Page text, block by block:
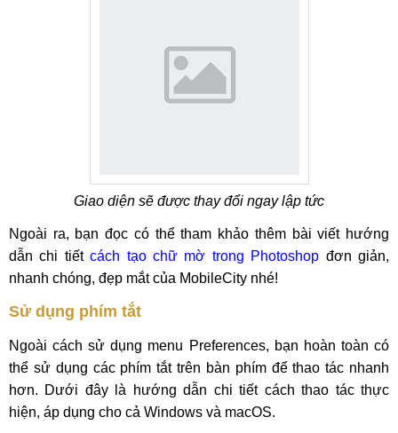
Giao diện sẽ được thay đổi ngay lập tức
Ngoài ra, bạn đọc có thể tham khảo thêm bài viết hướng
dẫn chi tiếtcách tạo chữ mờ trong Photoshop đơn giản,
nhanh chóng, đẹp mắt của MobileCity nhé!
Sử dụng phím tắt
Ngoài cách sử dụng menu Preferences, bạn hoàn toàn có
thể sử dụng các phím tắt trên bàn phím để thao tác nhanh
hơn. Dưới đây là hướng dẫn chi tiết cách thao tác thực
hiện, áp dụng cho cả Windows và macOS.